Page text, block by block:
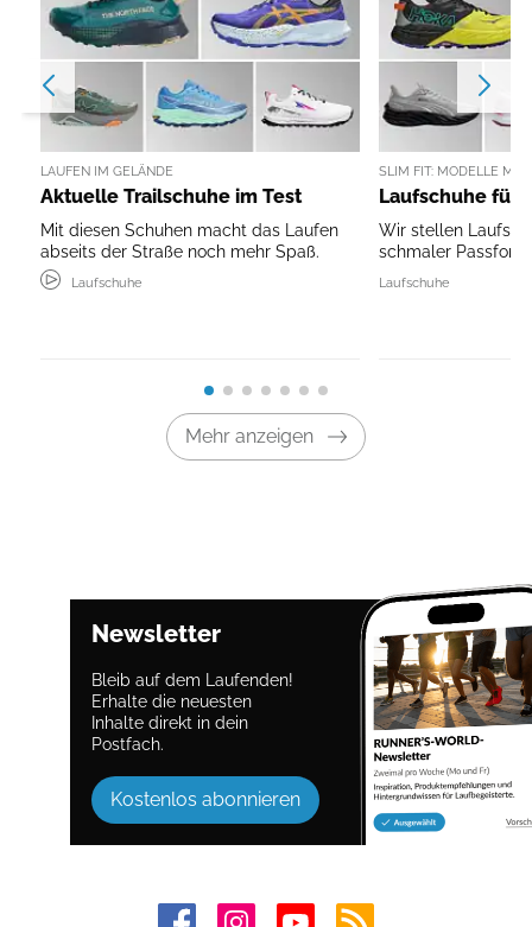
LAUFEN IM GELÄNDE
Aktuelle Trailschuhe im Test
Mit diesen Schuhen macht das Laufen
abseits der Straße noch mehr Spaß.
Laufschuhe
SLIM FIT: MODELLE MIT
Laufschuhe für
Wir stellen
schmaler Passform
Laufschuhe
Mehr anzeigen
Newsletter
Bleib auf dem Laufenden!
Erhalte die neuesten
Inhalte direkt in dein
Postfach.
Kostenlos abonnieren